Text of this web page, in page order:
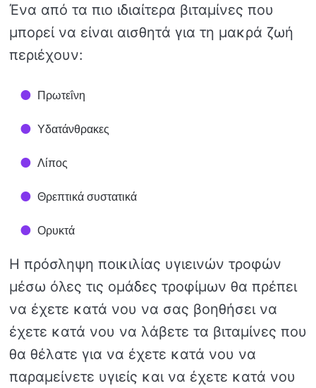
Ένα από τα πιο ιδιαίτερα βιταμίνες που
μπορεί να είναι αισθητά για τη μακρά ζωή
περιέχουν:
Πρωτεΐνη
Υδατάνθρακες
Λίπος
Θρεπτικά συστατικά
Ορυκτά
Η πρόσληψη ποικιλίας υγιεινών τροφών
μέσω όλες τις ομάδες τροφίμων θα πρέπει
να έχετε κατά νου να σας βοηθήσει να
έχετε κατά νου να λάβετε τα βιταμίνες που
θα θέλατε για να έχετε κατά νου να
παραμείνετε υγιείς και να έχετε κατά νου